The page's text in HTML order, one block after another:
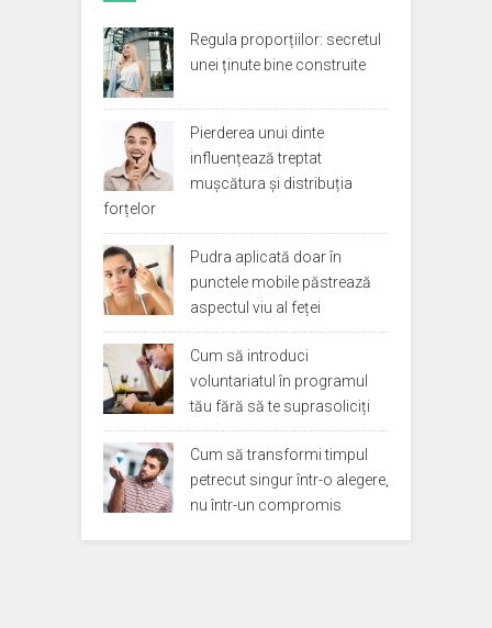
Regula proporțiilor: secretul
unei ținute bine construite
Pierderea unui dinte
influențează treptat
mușcătura și distribuția
forțelor
Pudra aplicată doar în
punctele mobile păstrează
aspectul viu al feței
Cum să introduci
voluntariatul în programul
tău fără să te suprasoliciți
Cum să transformi timpul
petrecut singur într-o alegere,
nu într-un compromis